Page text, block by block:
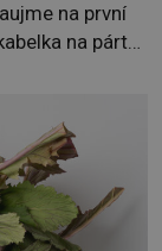
na první
na párty,
v